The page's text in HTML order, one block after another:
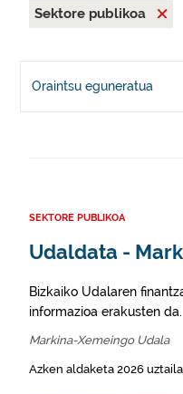
Sektore publikoa
Oraintsu eguneratua
SEKTORE PUBLIKOA
Udaldata -
Bizkaiko Udalaren
informazioa erakusten da.
Markina-Xemeingo Udala
Azken aldaketa 2026 uztaila